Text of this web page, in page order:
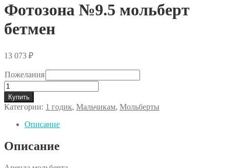
Фотозона №9.5 мольберт
бетмен
13 073 ₽
Пожелания
Количество
товара
Фотозона
№9.5
мольберт
бетмен
Купить
Категории: 1 годик, Мальчикам, Мольберты
Описание
Описание